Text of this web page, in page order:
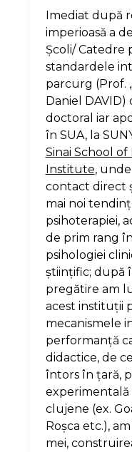
Imediat după
imperioasă a
Şcoli/ Catedre
standardele
parcurg (Prof.
Daniel
doctoral iar
în SUA, la
Sinai School of
Institute,
contact direct
mai noi
psihoterapiei,
de prim rang
psihologiei
ştiinţific; după
pregătire am
acest instituţii
mecanismele
performanţă
didactice, de
întors în ţară,
experimentală
clujene (ex.
Roşca etc.),
mei,